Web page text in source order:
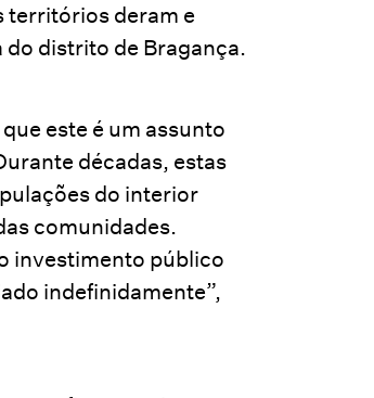
territórios deram e
distrito de Bragança.
este é um assunto
décadas, estas
do interior
comunidades.
investimento público
indefinidamente”,